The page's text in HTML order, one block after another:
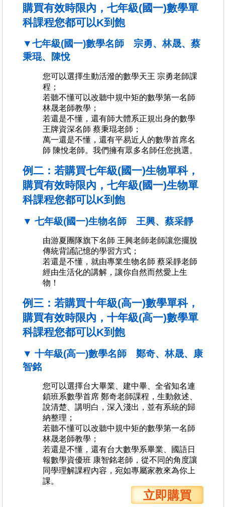
購買有效時限內，七年級(國一)數學單
科課程您都可以K到飽
▼七年級(國一)數學名師 宗勇、林晟、蔡
秉琨、陳悅
您可以選擇生動活潑的數學天王 宗勇老師課
程；
若聽不懂可以改聽中規中矩的數學第一名師
林晟老師教學；
若還是不懂，還有師大體系正規出身的數學
王牌資深名師 蔡秉琨老師；
萬一還是不懂，還有平易近人的數學首席名
師 陳悅老師。我們擁有眾多名師任您挑選。
例二：若購買七年級(國一)生物單科，
購買有效時限內，七年級(國一)生物單
科課程您都可以K到飽
▼ 七年級(國一)生物名師 王興、蔡采靜
由游夏團隊旗下名師 王興老師老師讓您擺脫
傳統背誦記憶的學習方式；
若還是不懂，就由專業生物名師 蔡采靜老師
經由生活化的講解，讓你自然而然愛上生
物！
例三：若購買十年級(高一)數學單科，
購買有效時限內，十年級(高一)數學單
科課程您都可以K到飽
▼ 十年級(高一)數學名師 鄭奇、林晟、康
智銘
您可以選擇台大畢業、建中畢、全省知名連
鎖班系數學首席 鄭奇老師課程，生動敘述、
說清楚、講明白，深入淺出，並有系統的歸
納整理；
若聽不懂可以改聽中規中矩的數學第一名師
林晟老師教學；
若還是不懂，還有台大數學系畢業、國語日
報數學資優班 康智銘老師，從不同的角度讓
同學理解課程內容，宛如專屬家教來為你上
課。
立即購買